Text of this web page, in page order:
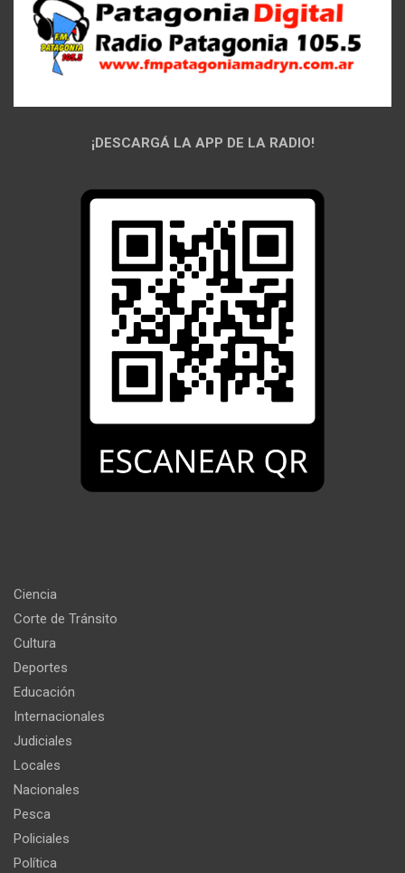
¡DESCARGÁ LA APP DE LA RADIO!
Ciencia
Corte de Tránsito
Cultura
Deportes
Educación
Internacionales
Judiciales
Locales
Nacionales
Pesca
Policiales
Política